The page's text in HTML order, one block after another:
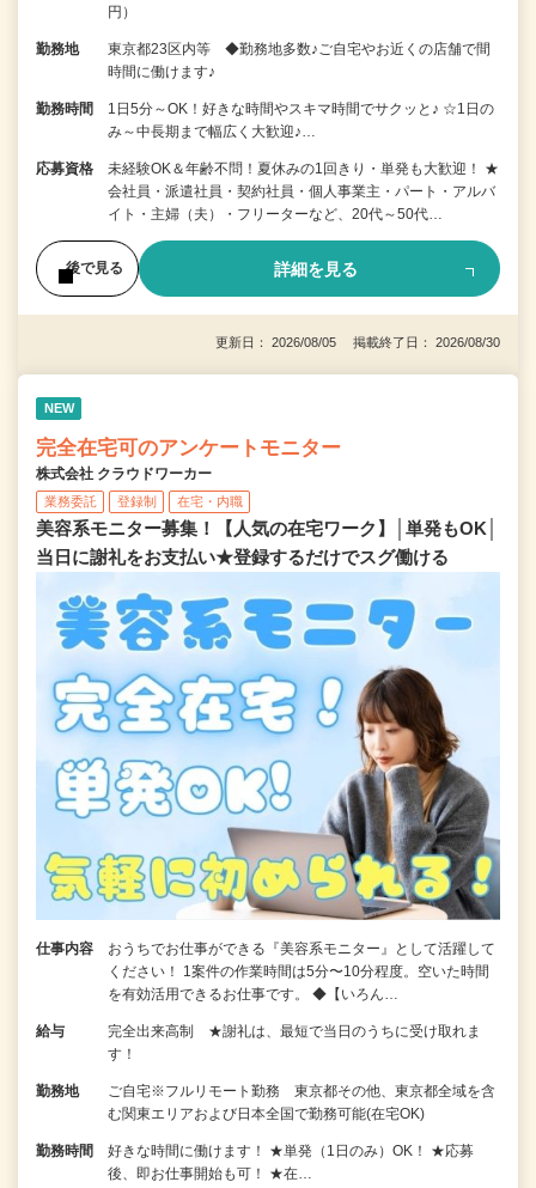
円）
勤務地
東京都23区内等 ◆勤務地多数♪ご自宅やお近くの店舗で間
時間に働けます♪
勤務時間
1日5分～OK！好きな時間やスキマ時間でサクッと♪ ☆1日の
み～中長期まで幅広く大歓迎♪…
応募資格
未経験OK＆年齢不問！夏休みの1回きり・単発も大歓迎！ ★
会社員・派遣社員・契約社員・個人事業主・パート・アルバ
イト・主婦（夫）・フリーターなど、20代～50代…
後で見る 詳細を見る
更新日： 2026/08/05 掲載終了日： 2026/08/30
NEW
完全在宅可のアンケートモニター
株式会社 クラウドワーカー
業務委託 登録制 在宅・内職
美容系モニター募集！【人気の在宅ワーク】│単発もOK│
当日に謝礼をお支払い★登録するだけでスグ働ける
仕事内容
おうちでお仕事ができる『美容系モニター』として活躍して
ください！ 1案件の作業時間は5分〜10分程度。空いた時間
を有効活用できるお仕事です。 ◆【いろん…
給与
完全出来高制 ★謝礼は、最短で当日のうちに受け取れま
す！
勤務地
ご自宅※フルリモート勤務 東京都その他、東京都全域を含
む関東エリアおよび日本全国で勤務可能(在宅OK)
勤務時間
好きな時間に働けます！ ★単発（1日のみ）OK！ ★応募
後、即お仕事開始も可！ ★在…